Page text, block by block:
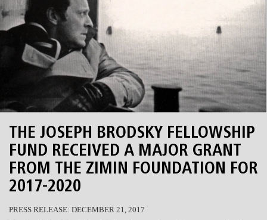
THE JOSEPH BRODSKY FELLOWSHIP
FUND RECEIVED A MAJOR GRANT
FROM THE ZIMIN FOUNDATION FOR
2017-2020
PRESS RELEASE: DECEMBER 21, 2017